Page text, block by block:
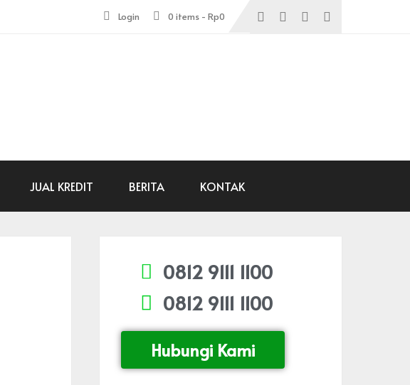
Login 0 items - Rp0
JUAL KREDIT BERITA KONTAK
0812 9111 1100
0812 9111 1100
Hubungi Kami